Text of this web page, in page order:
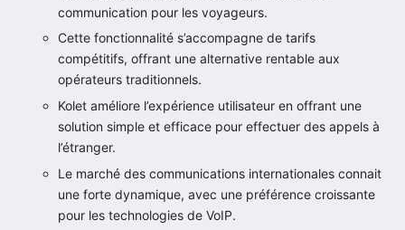
communication pour les voyageurs.
Cette fonctionnalité s’accompagne de tarifs
compétitifs, offrant une alternative rentable aux
opérateurs traditionnels.
Kolet améliore l’expérience utilisateur en offrant une
solution simple et efficace pour effectuer des appels à
l’étranger.
Le marché des communications internationales connait
une forte dynamique, avec une préférence croissante
pour les technologies de VoIP.